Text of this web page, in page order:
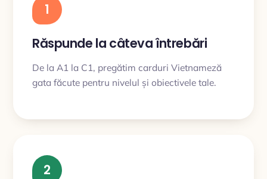
1
Răspunde la câteva întrebări
De la A1 la C1, pregătim carduri Vietnameză
gata făcute pentru nivelul și obiectivele tale.
2